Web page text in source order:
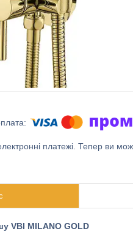
платежі. Тепер ви
VBI MILANO GOLD